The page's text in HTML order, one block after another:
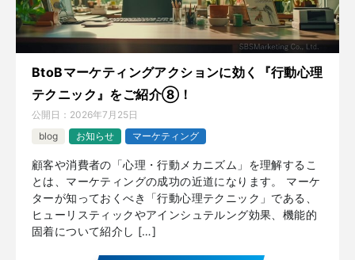
BtoBマーケティングアクションに効く『行動心理
テクニック』をご紹介⑧！
公開日： 2026年7月25日
blog
お知らせ マーケティング
顧客や消費者の「心理・行動メカニズム」を理解するこ
とは、マーケティングの成功の近道になります。 マーケ
ターが知っておくべき「行動心理テクニック」である、
ヒューリスティックやアインシュテルング効果、機能的
固着について紹介し […]